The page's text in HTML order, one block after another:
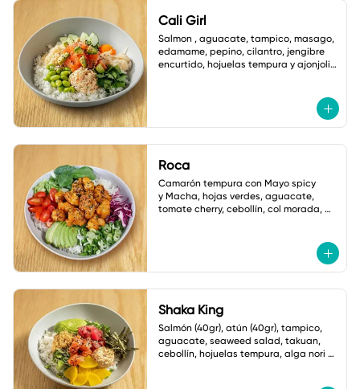
Cali Girl
Salmon , aguacate, tampico, masago,
edamame, pepino, cilantro, jengibre
encurtido, hojuelas tempura y ajonjoli
Roca
Camarón tempura con Mayo spicy
y Macha, hojas verdes, aguacate,
tomate cherry, cebollín, col morada,
Shaka King
Salmón (40gr), atún (40gr), tampico,
aguacate, seaweed salad, takuan,
cebollín, hojuelas tempura, alga nori y